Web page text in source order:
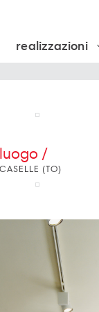
realizzazioni
luogo /
CASELLE (TO)